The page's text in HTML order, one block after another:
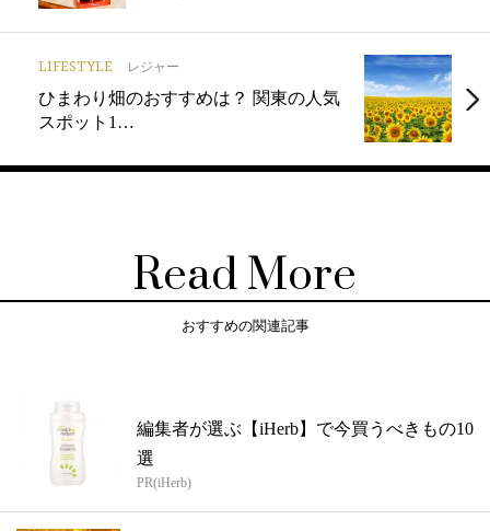
LIFESTYLE レジャー
ひまわり畑のおすすめは？ 関東の人気
スポット1…
Read More
おすすめの関連記事
編集者が選ぶ【iHerb】で今買うべきもの10
選
PR(iHerb)